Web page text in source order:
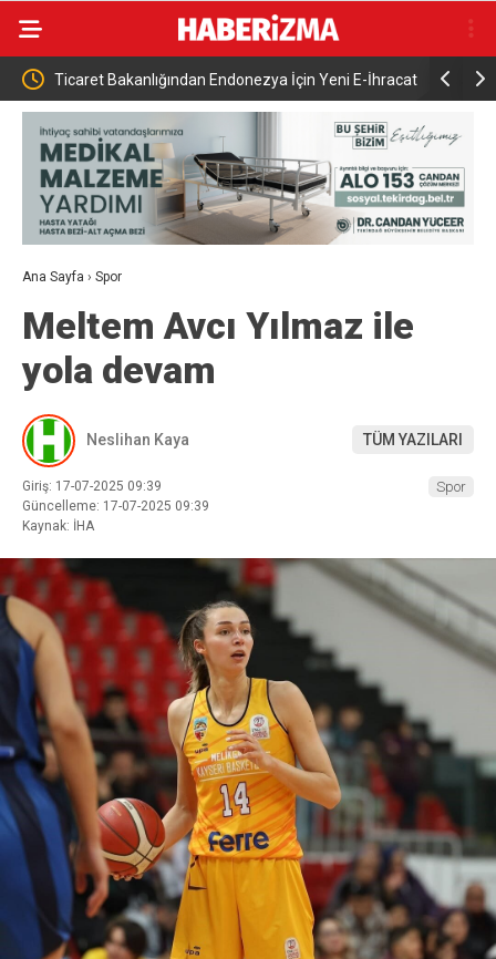
Endonezya İçin Yeni E-İhracat 17. Dönem Anavatan Partisi
toprağa verildi
Ana Sayfa › Spor
Meltem Avcı Yılmaz ile
yola devam
Neslihan Kaya TÜM YAZILARI
Giriş: 17-07-2025 09:39
Güncelleme: 17-07-2025 09:39
Kaynak: İHA
Spor